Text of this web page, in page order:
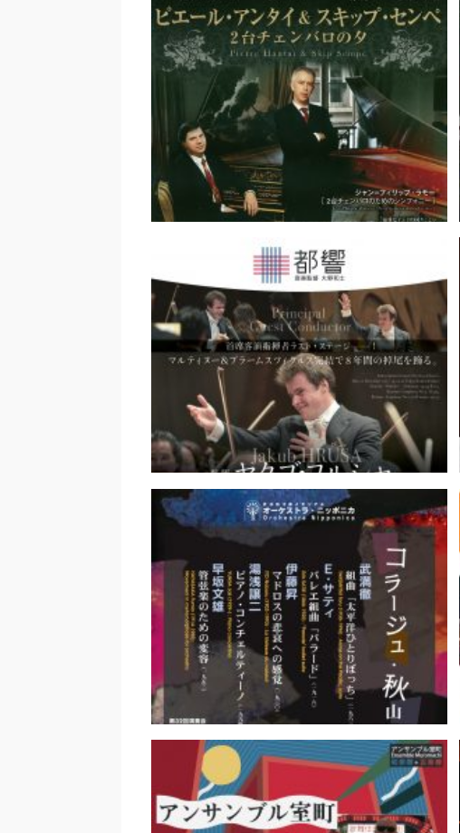
東京フィルハーモニー交響楽団 第
899回サントリー定期シリーズ｜齋
藤俊夫
ピエール・アンタイ＆スキップ・セ
ンペ チェンバロ・デュオ・リサイ
タル｜藤堂 清
東京都交響楽団 第844回 定期演奏会
Aシリーズ｜藤原聡
オーケストラ・ニッポニカ第32回演
奏会 コラージュ・秋山邦晴｜齋藤
俊夫